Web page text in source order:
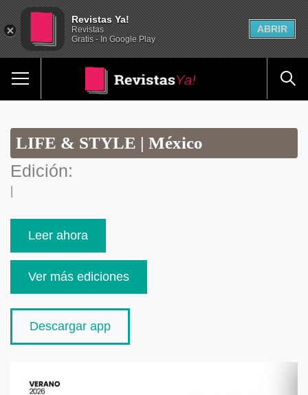
LIFE & STYLE | México
Edición:
|
Leer ahora
Ver más ediciones
Descargar app
Revistas Ya!
Revistas
Gratis - In Google Play
ABRIR